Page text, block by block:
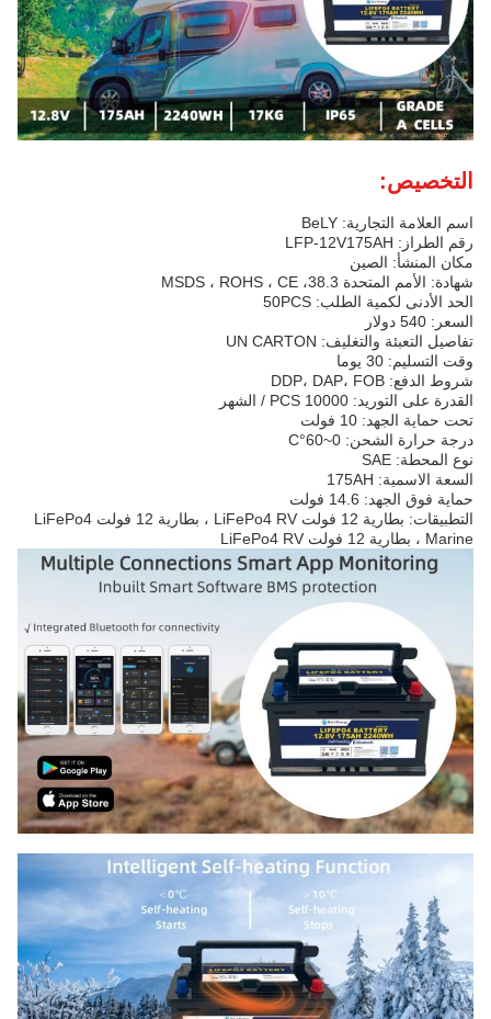
التخصيص:
اسم العلامة التجارية: BeLY
رقم الطراز: LFP-12V175AH
مكان المنشأ: الصين
شهادة: الأمم المتحدة 38.3، MSDS ، ROHS ، CE
الحد الأدنى لكمية الطلب: 50PCS
السعر: 540 دولار
تفاصيل التعبئة والتغليف: UN CARTON
وقت التسليم: 30 يوما
شروط الدفع: DDP، DAP، FOB
القدرة على التوريد: 10000 PCS / الشهر
تحت حماية الجهد: 10 فولت
درجة حرارة الشحن: 0~60°C
نوع المحطة: SAE
السعة الاسمية: 175AH
حماية فوق الجهد: 14.6 فولت
التطبيقات: بطارية 12 فولت LiFePo4 RV ، بطارية 12 فولت LiFePo4
Marine ، بطارية 12 فولت LiFePo4 RV